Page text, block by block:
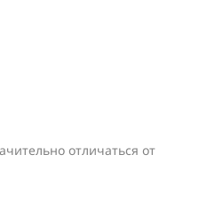
отличаться от